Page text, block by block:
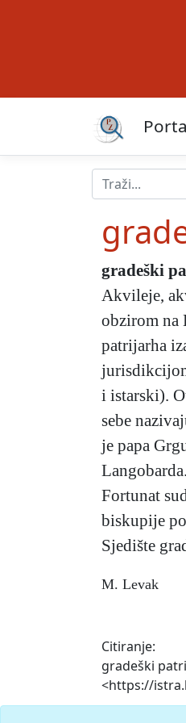
gradeški
Akvileje,
obzirom na
patrijarha
i istarski).
sebe
je papa
Fortunat
biskupije
Sjedište
M. Levak
Citiranje:
gradeški
<https://